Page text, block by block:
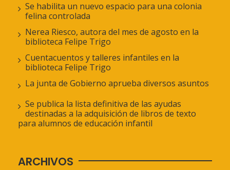
Se habilita un nuevo espacio para una colonia
felina controlada
Nerea Riesco, autora del mes de agosto en la
biblioteca Felipe Trigo
Cuentacuentos y talleres infantiles en la
biblioteca Felipe Trigo
La junta de Gobierno aprueba diversos asuntos
Se publica la lista definitiva de las ayudas
destinadas a la adquisición de libros de texto
para alumnos de educación infantil
ARCHIVOS